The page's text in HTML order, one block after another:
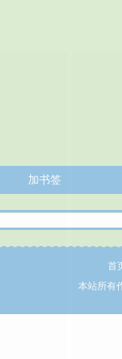
加书签
首
本站所有